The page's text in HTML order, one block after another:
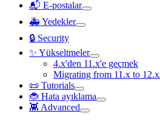
📬 E-postalar
🚑 Yedekler
🔒 Security
✨ Yükseltmeler
4.x'den 11.x'e geçmek
Migrating from 11.x to 12.x
📜 Tutorials
🐞 Hata ayıklama
👾 Advanced